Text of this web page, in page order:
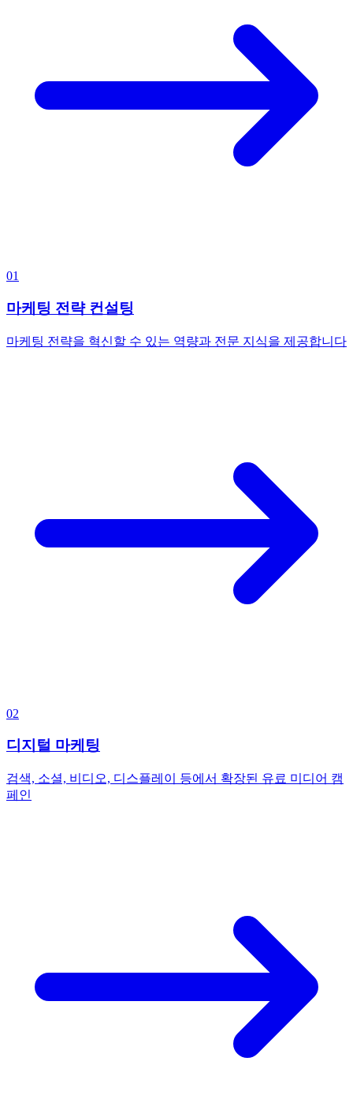
01
마케팅 전략 컨설팅
마케팅 전략을 혁신할 수 있는 역량과 전문 지식을 제공합니다
02
디지털 마케팅
검색, 소셜, 비디오, 디스플레이 등에서 확장된 유료 미디어 캠
페인